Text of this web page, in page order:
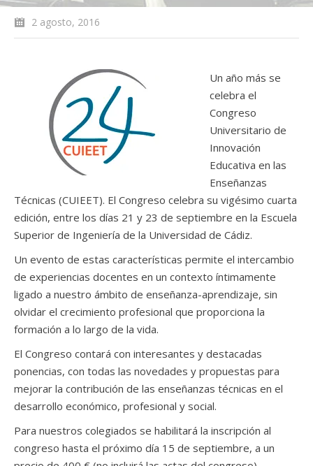
2 agosto, 2016
Un año más se
celebra el
Congreso
Universitario de
Innovación
Educativa en las
Enseñanzas
Técnicas (CUIEET). El Congreso celebra su vigésimo cuarta
edición, entre los días 21 y 23 de septiembre en la Escuela
Superior de Ingeniería de la Universidad de Cádiz.
Un evento de estas características permite el intercambio
de experiencias docentes en un contexto íntimamente
ligado a nuestro ámbito de enseñanza-aprendizaje, sin
olvidar el crecimiento profesional que proporciona la
formación a lo largo de la vida.
El Congreso contará con interesantes y destacadas
ponencias, con todas las novedades y propuestas para
mejorar la contribución de las enseñanzas técnicas en el
desarrollo económico, profesional y social.
Para nuestros colegiados se habilitará la inscripción al
congreso hasta el próximo día 15 de septiembre, a un